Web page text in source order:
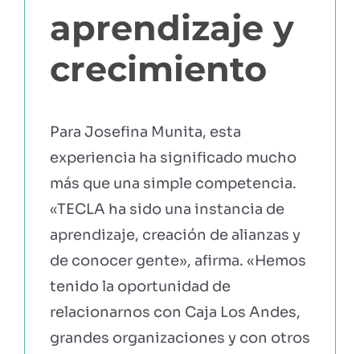
aprendizaje y
crecimiento
Para Josefina Munita, esta
experiencia ha significado mucho
más que una simple competencia.
«TECLA ha sido una instancia de
aprendizaje, creación de alianzas y
de conocer gente», afirma. «Hemos
tenido la oportunidad de
relacionarnos con Caja Los Andes,
grandes organizaciones y con otros